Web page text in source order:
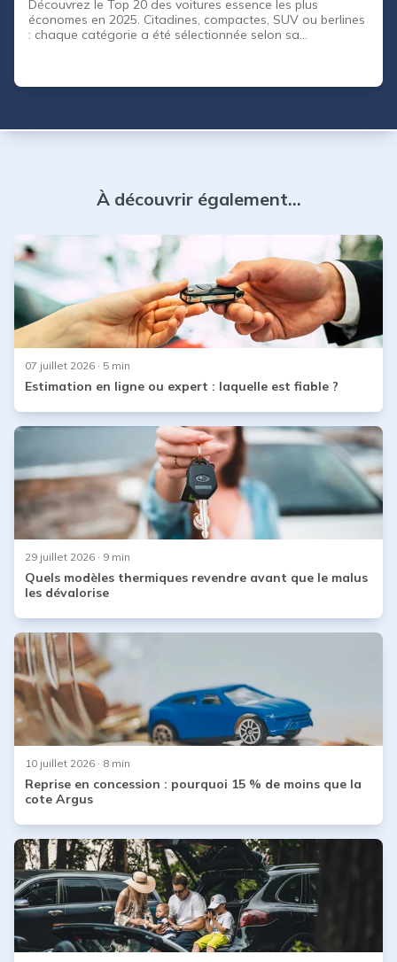
Découvrez le Top 20 des voitures essence les plus
économes en 2025. Citadines, compactes, SUV ou berlines
: chaque catégorie a été sélectionnée selon sa
À découvrir également...
07 juillet 2026 · 5 min
Estimation en ligne ou expert : laquelle est fiable ?
29 juillet 2026 · 9 min
Quels modèles thermiques revendre avant que le malus
les dévalorise
10 juillet 2026 · 8 min
Reprise en concession : pourquoi 15 % de moins que la
cote Argus